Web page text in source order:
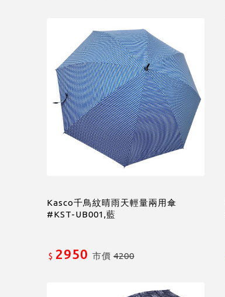
Kasco千鳥紋晴雨天輕量兩用傘
#KST-UB001,藍
$ 2950 市價4200